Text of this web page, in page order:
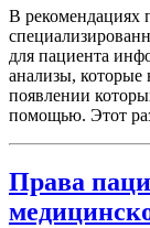
В рекомендациях
для пациента
анализы,
появлении
помощью. Этот
Права